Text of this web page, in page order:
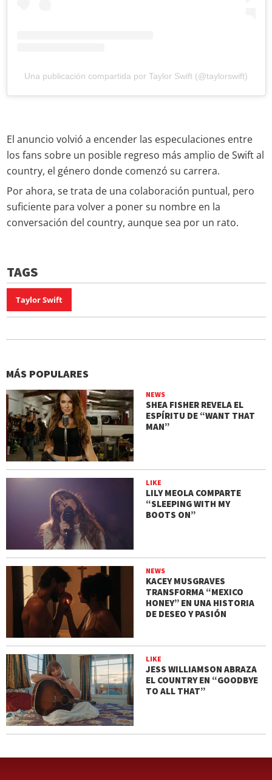
Una publicación compartida por Taylor Swift (@taylorswift)
El anuncio volvió a encender las especulaciones entre
los fans sobre un posible regreso más amplio de Swift al
country, el género donde comenzó su carrera.
Por ahora, se trata de una colaboración puntual, pero
suficiente para volver a poner su nombre en la
conversación del country, aunque sea por un rato.
TAGS
Taylor Swift
MÁS POPULARES
NEWS
SHEA FISHER REVELA EL
ESPÍRITU DE “WANT THAT
MAN”
LIKE
LILY MEOLA COMPARTE
“SLEEPING WITH MY
BOOTS ON”
NEWS
KACEY MUSGRAVES
TRANSFORMA “MEXICO
HONEY” EN UNA HISTORIA
DE DESEO Y PASIÓN
LIKE
JESS WILLIAMSON ABRAZA
EL COUNTRY EN “GOODBYE
TO ALL THAT”